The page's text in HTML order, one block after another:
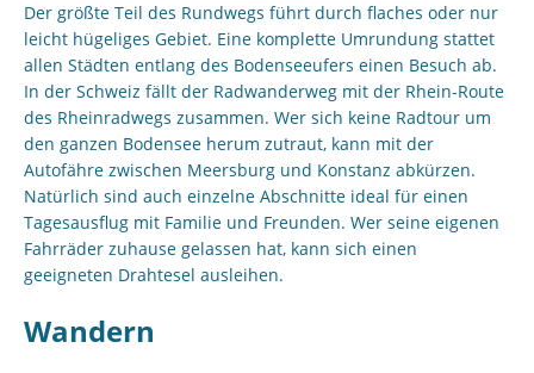
Der größte Teil des Rundwegs führt durch flaches oder nur
leicht hügeliges Gebiet. Eine komplette Umrundung stattet
allen Städten entlang des Bodenseeufers einen Besuch ab.
In der Schweiz fällt der Radwanderweg mit der Rhein-Route
des Rheinradwegs zusammen. Wer sich keine Radtour um
den ganzen Bodensee herum zutraut, kann mit der
Autofähre zwischen Meersburg und Konstanz abkürzen.
Natürlich sind auch einzelne Abschnitte ideal für einen
Tagesausflug mit Familie und Freunden. Wer seine eigenen
Fahrräder zuhause gelassen hat, kann sich einen
geeigneten Drahtesel ausleihen.
Wandern